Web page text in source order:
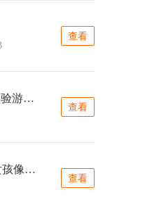
查看
我拿妹妹做实验游戏桃子移植
查看
elevator电梯女孩像素桃子移植
查看